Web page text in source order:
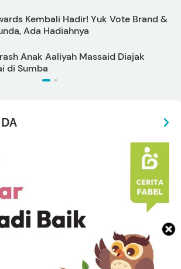
Kembali Hadir! Yuk Vote Brand &
Ada Hadiahnya
Anak Aaliyah Massaid Diajak
di Sumba